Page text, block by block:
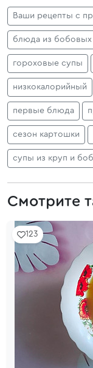
Ваши рецепты с
блюда из бобовых
гороховые супы
низкокалорийный
первые блюда
сезон картошки
супы из круп и
Смотрите
123